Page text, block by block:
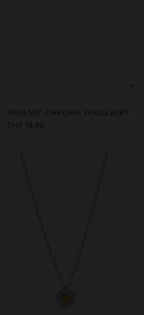
+
RING MIT ZIRKONIA VERSILBERT
CHF 19,90